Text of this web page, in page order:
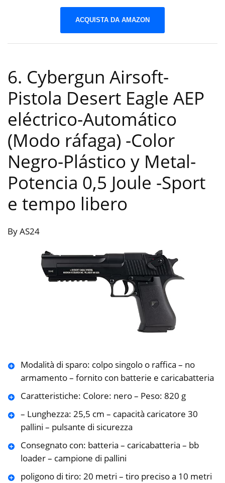
ACQUISTA DA AMAZON
6. Cybergun Airsoft-
Pistola Desert Eagle AEP
eléctrico-Automático
(Modo ráfaga) -Color
Negro-Plástico y Metal-
Potencia 0,5 Joule -Sport
e tempo libero
By AS24
Modalità di sparo: colpo singolo o raffica – no
armamento – fornito con batterie e caricabatteria
Caratteristiche: Colore: nero – Peso: 820 g
– Lunghezza: 25,5 cm – capacità caricatore 30
pallini – pulsante di sicurezza
Consegnato con: batteria – caricabatteria – bb
loader – campione di pallini
poligono di tiro: 20 metri – tiro preciso a 10 metri